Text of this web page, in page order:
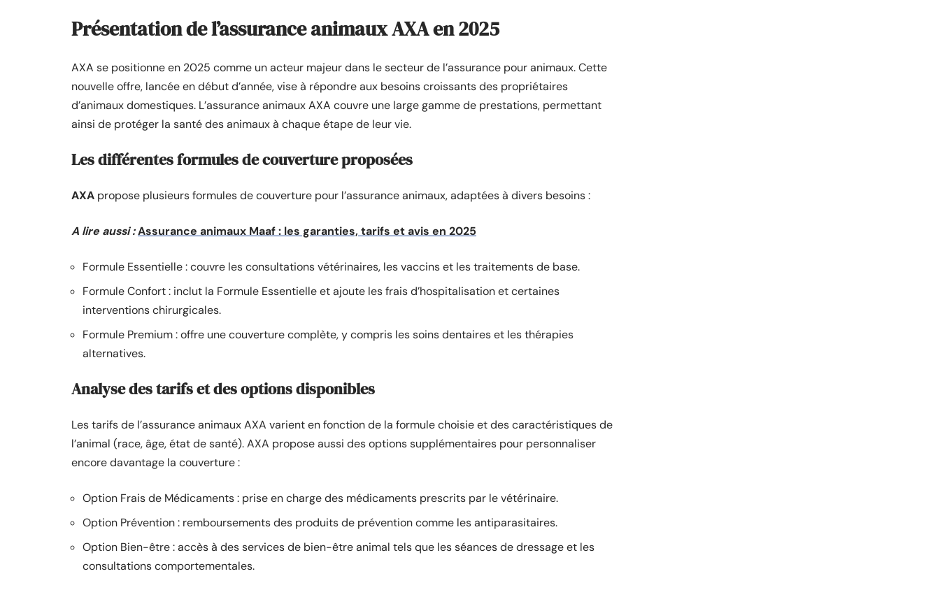
Présentation de l’assurance animaux AXA en 2025
AXA se positionne en 2025 comme un acteur majeur dans le secteur de l’assurance pour animaux. Cette
nouvelle offre, lancée en début d’année, vise à répondre aux besoins croissants des propriétaires
d’animaux domestiques. L’assurance animaux AXA couvre une large gamme de prestations, permettant
ainsi de protéger la santé des animaux à chaque étape de leur vie.
Les différentes formules de couverture proposées
AXA propose plusieurs formules de couverture pour l’assurance animaux, adaptées à divers besoins :
A lire aussi :Assurance animaux Maaf : les garanties, tarifs et avis en 2025
Formule Essentielle : couvre les consultations vétérinaires, les vaccins et les traitements de base.
Formule Confort : inclut la Formule Essentielle et ajoute les frais d’hospitalisation et certaines
interventions chirurgicales.
Formule Premium : offre une couverture complète, y compris les soins dentaires et les thérapies
alternatives.
Analyse des tarifs et des options disponibles
Les tarifs de l’assurance animaux AXA varient en fonction de la formule choisie et des caractéristiques de
l’animal (race, âge, état de santé). AXA propose aussi des options supplémentaires pour personnaliser
encore davantage la couverture :
Option Frais de Médicaments : prise en charge des médicaments prescrits par le vétérinaire.
Option Prévention : remboursements des produits de prévention comme les antiparasitaires.
Option Bien-être : accès à des services de bien-être animal tels que les séances de dressage et les
consultations comportementales.